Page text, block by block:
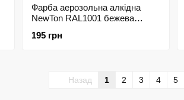
Фарба аерозольна алкідна
NewTon RAL1001 бежева
195 грн
Назад 1 2 3 4 5